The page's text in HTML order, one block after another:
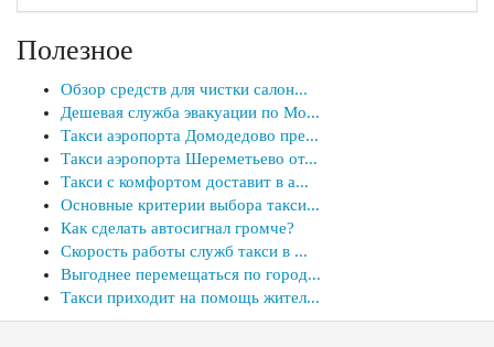
Полезное
Обзор средств для чистки салон...
Дешевая служба эвакуации по Мо...
Такси аэропорта Домодедово пре...
Такси аэропорта Шереметьево от...
Такси с комфортом доставит в а...
Основные критерии выбора такси...
Как сделать автосигнал громче?
Скорость работы служб такси в ...
Выгоднее перемещаться по город...
Такси приходит на помощь жител...